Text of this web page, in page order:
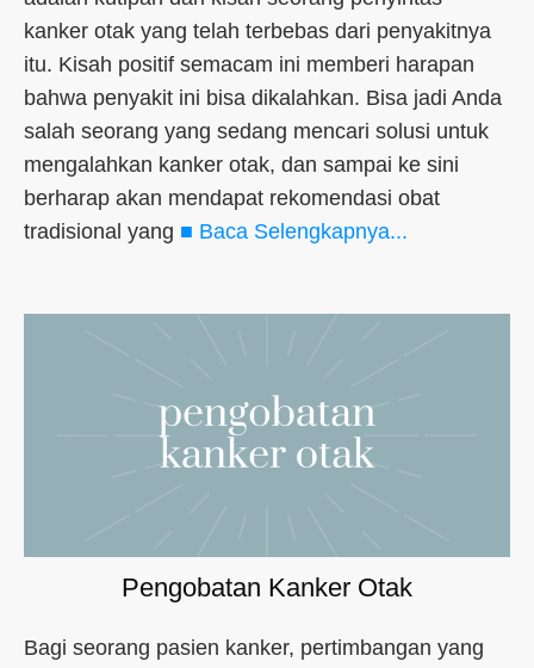
kanker otak yang telah terbebas dari penyakitnya
itu. Kisah positif semacam ini memberi harapan
bahwa penyakit ini bisa dikalahkan. Bisa jadi Anda
salah seorang yang sedang mencari solusi untuk
mengalahkan kanker otak, dan sampai ke sini
berharap akan mendapat rekomendasi obat
tradisional yang ■ Baca Selengkapnya...
Pengobatan Kanker Otak
Bagi seorang pasien kanker, pertimbangan yang